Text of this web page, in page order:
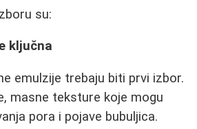
su:
ključna
emulzije trebaju biti prvi izbor.
masne teksture koje mogu
pora i pojave bubuljica.